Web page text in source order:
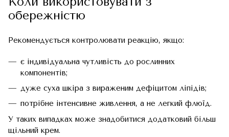
обережністю
Рекомендується контролювати реакцію, якщо:
є індивідуальна чутливість до рослинних
компонентів;
дуже суха шкіра з вираженим дефіцитом ліпідів;
потрібне інтенсивне живлення, а не легкий флюїд.
У таких випадках може знадобитися додатковий більш
щільний крем.